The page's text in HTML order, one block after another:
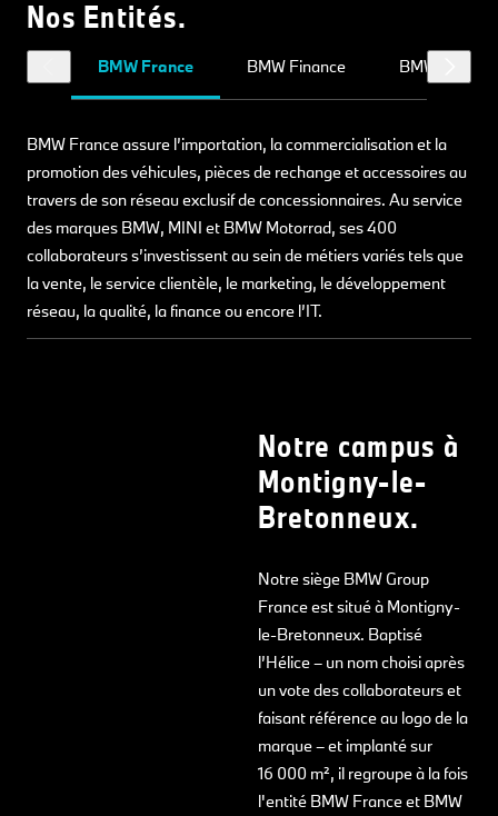
Nos Entités.
BMW France BMW Finance BMW
BMW France assure l’importation, la commercialisation et la
promotion des véhicules, pièces de rechange et accessoires au
travers de son réseau exclusif de concessionnaires. Au service
des marques BMW, MINI et BMW Motorrad, ses 400
collaborateurs s’investissent au sein de métiers variés tels que
la vente, le service clientèle, le marketing, le développement
réseau, la qualité, la finance ou encore l’IT.
Notre campus à
Montigny-le-
Bretonneux.
Notre siège BMW Group
France est situé à Montigny-
le-Bretonneux. Baptisé
l’Hélice – un nom choisi après
un vote des collaborateurs et
faisant référence au logo de la
marque – et implanté sur
16 000 m², il regroupe à la fois
l'entité BMW France et BMW